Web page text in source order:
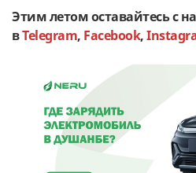
Этим летом оставайтесь с
вTelegram, Facebook,